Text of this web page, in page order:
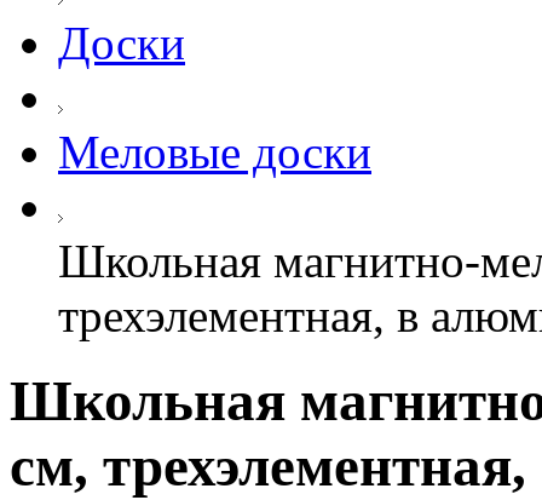
Доски
Меловые доски
Школьная магнитно-
трехэлементная, в
Школьная
см,